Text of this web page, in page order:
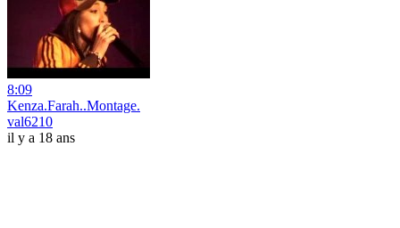
8:09
Kenza.Farah..Montage.
val6210
il y a 18 ans